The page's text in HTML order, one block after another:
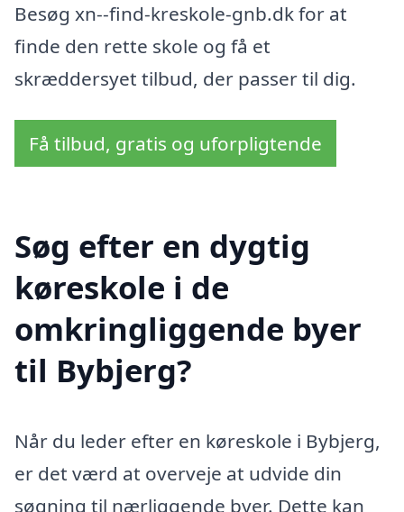
Besøg xn--find-kreskole-gnb.dk for at
finde den rette skole og få et
skræddersyet tilbud, der passer til dig.
Få tilbud, gratis og uforpligtende
Søg efter en dygtig
køreskole i de
omkringliggende byer
til Bybjerg?
Når du leder efter en køreskole i Bybjerg,
er det værd at overveje at udvide din
søgning til nærliggende byer. Dette kan